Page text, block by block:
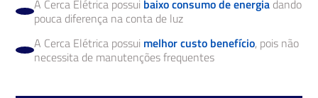
A Cerca Elétrica possui baixo consumo de energia dando
pouca diferença na conta de luz
A Cerca Elétrica possui melhor custo benefício, pois não
necessita de manutenções frequentes